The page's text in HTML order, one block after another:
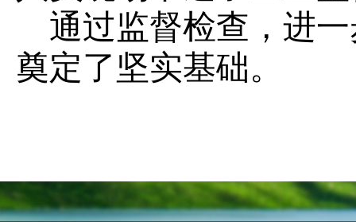
通过监督检查，进
奠定了坚实基础。